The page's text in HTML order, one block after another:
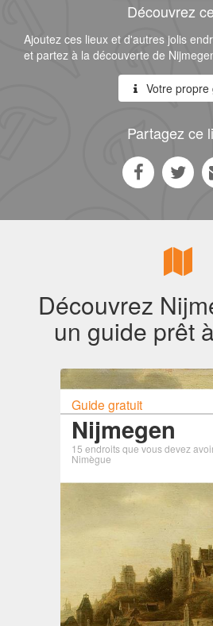
Découvrez
Ajoutez ces lieux et d'autres jolis
et partez à la découverte de
Votre propre
Partagez ce
Découvrez
un guide prêt
Guide gratuit
Nijmegen
15 endroits que vous devez
Nimègue